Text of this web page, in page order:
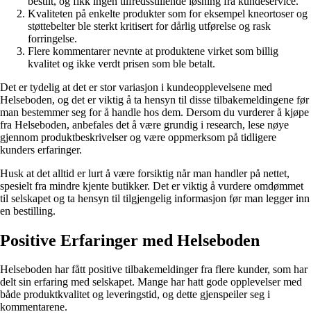
Kvaliteten på enkelte produkter som for eksempel kneortoser og
støttebelter ble sterkt kritisert for dårlig utførelse og rask
forringelse.
Flere kommentarer nevnte at produktene virket som billig
kvalitet og ikke verdt prisen som ble betalt.
Det er tydelig at det er stor variasjon i kundeopplevelsene med
Helseboden, og det er viktig å ta hensyn til disse tilbakemeldingene før
man bestemmer seg for å handle hos dem. Dersom du vurderer å kjøpe
fra Helseboden, anbefales det å være grundig i research, lese nøye
gjennom produktbeskrivelser og være oppmerksom på tidligere
kunders erfaringer.
Husk at det alltid er lurt å være forsiktig når man handler på nettet,
spesielt fra mindre kjente butikker. Det er viktig å vurdere omdømmet
til selskapet og ta hensyn til tilgjengelig informasjon før man legger inn
en bestilling.
Positive Erfaringer med Helseboden
Helseboden har fått positive tilbakemeldinger fra flere kunder, som har
delt sin erfaring med selskapet. Mange har hatt gode opplevelser med
både produktkvalitet og leveringstid, og dette gjenspeiler seg i
kommentarene.